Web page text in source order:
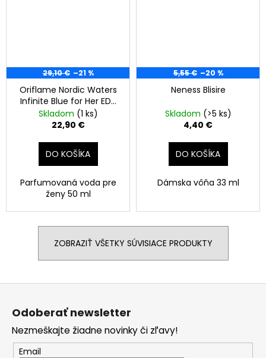
29,10 € –21 %
Oriflame Nordic Waters
Infinite Blue for Her EDP
50ml
Skladom (1 ks)
22,90 €
DO KOŠÍKA
Parfumovaná voda pre
ženy 50 ml
5,55 € –20 %
Neness Blisire
Skladom (>5 ks)
4,40 €
DO KOŠÍKA
Dámska vôňa 33 ml
ZOBRAZIŤ VŠETKY SÚVISIACE PRODUKTY
Z
Odoberať newsletter
Nezmeškajte žiadne novinky či zľavy!
Email